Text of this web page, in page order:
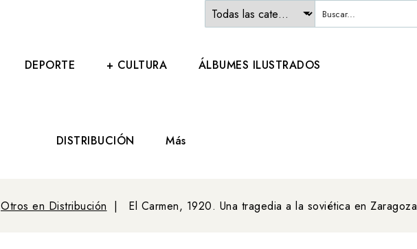
DEPORTE + CULTURA ÁLBUMES ILUSTRADOS
DISTRIBUCIÓN Más
Otros en Distribución El Carmen, 1920. Una tragedia a la soviética en Zaragoza